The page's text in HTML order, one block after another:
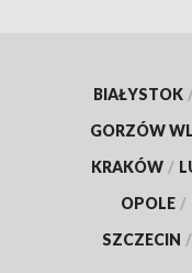
BIAŁYSTOK
GORZÓW
KRAKÓW /
OPOLE /
SZCZECIN /